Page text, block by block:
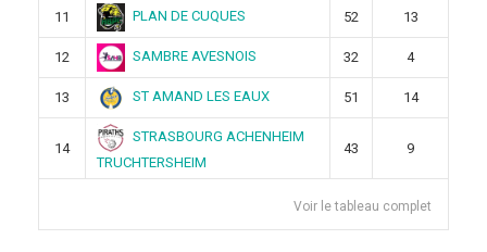
11 PLAN DE CUQUES 52 13
12 SAMBRE AVESNOIS 32 4
13 ST AMAND LES EAUX 51 14
14
STRASBOURG ACHENHEIM
TRUCHTERSHEIM
43 9
Voir le tableau complet